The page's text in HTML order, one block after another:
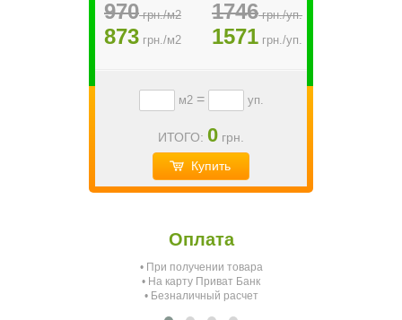
970грн./м2
873 грн./м2
1746грн./уп.
1571 грн./уп.
м2= уп.
ИТОГО: 0 грн.
Купить
Оплата
• При получении товара
• На карту Приват Банк
• Безналичный расчет